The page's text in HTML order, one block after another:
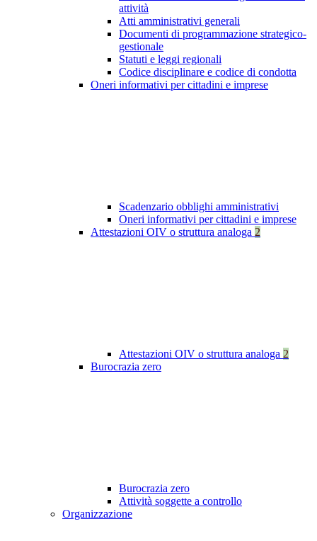
attività
Atti amministrativi generali
Documenti di programmazione strategico-
gestionale
Statuti e leggi regionali
Codice disciplinare e codice di condotta
Oneri informativi per cittadini e imprese
Scadenzario obblighi amministrativi
Oneri informativi per cittadini e imprese
Attestazioni OIV o struttura analoga 2
Attestazioni OIV o struttura analoga 2
Burocrazia zero
Burocrazia zero
Attività soggette a controllo
Organizzazione